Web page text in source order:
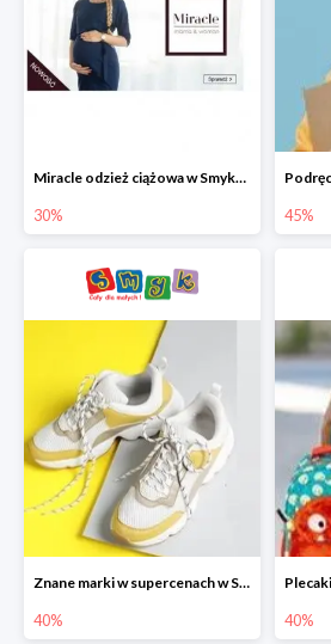
Miracle odzież ciążowa w Smyku co -30%
30% 45%
Znane marki w supercenach w Smyku - buty do -40%
40% 40%